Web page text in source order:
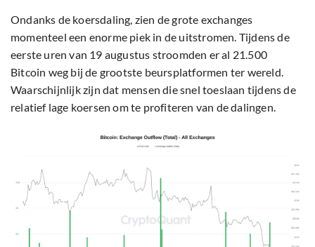
Ondanks de koersdaling, zien de grote exchanges
momenteel een enorme piek in de uitstromen. Tijdens de
eerste uren van 19 augustus stroomden er al 21.500
Bitcoin weg bij de grootste beursplatformen ter wereld.
Waarschijnlijk zijn dat mensen die snel toeslaan tijdens de
relatief lage koersen om te profiteren van de dalingen.